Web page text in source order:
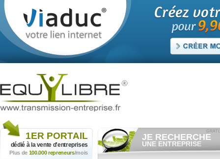
1ER PORTAIL
dédié à la vente d'entreprises
Plus de 100.000 repreneurs/mois
JE RECHERCHE
UNE ENTREPRISE
Consulter gratuitementles